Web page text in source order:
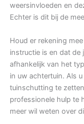
weersinvloeden en
Echter is dit bij de
Houd er rekening
instructie is en dat de
afhankelijk van het
in uw achtertuin. Als
tuinschutting te
professionele hulp te
meer wil weten over